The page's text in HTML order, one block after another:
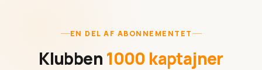
EN DEL AF ABONNEMENTET
Klubben 1000 kaptajner